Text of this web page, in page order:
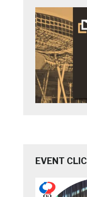
EVENT CLIC